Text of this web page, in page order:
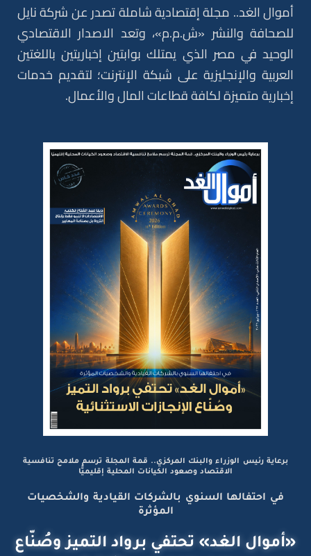
أموال الغد.. مجلة إقتصادية شاملة تصدر عن شركة نايل
للصحافة والنشر «ش.م.م»، وتعد الاصدار الاقتصادي
الوحيد في مصر الذي يمتلك بوابتين إخباريتين باللغتين
العربية والإنجليزية على شبكة الإنترنت؛ لتقديم خدمات
إخبارية متميزة لكافة قطاعات المال والأعمال.
برعاية رئيس الوزراء والبنك المركزي.. قمة المجلة ترسم ملامح تنافسية
الاقتصاد وصعود الكيانات المحلية إقليميًّا
في احتفالها السنوي بالشركات القيادية والشخصيات
المؤثرة
«أموال الغد» تحتفي برواد التميز وصُنّاع